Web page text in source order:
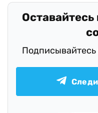
Подписывайтесь